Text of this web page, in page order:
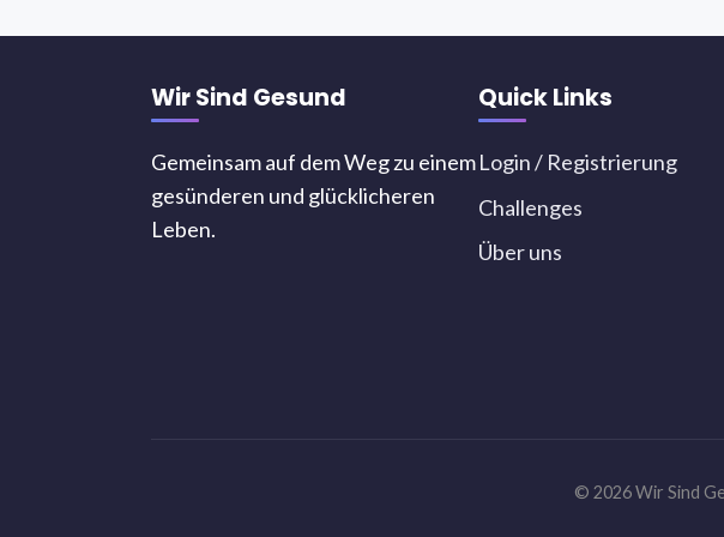
Wir Sind Gesund
Gemeinsam auf dem Weg zu einem
gesünderen und glücklicheren
Leben.
Quick Links
Login / Registrierung
Challenges
Über uns
© 2026 Wir Sind